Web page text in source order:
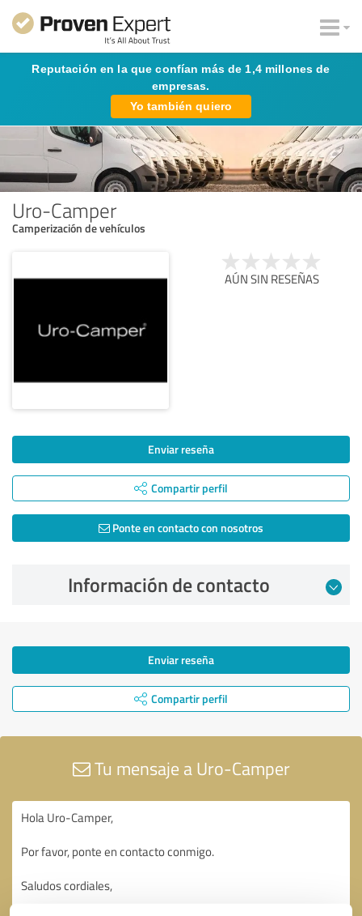
Reputación en la que confían más de 1,4 millones de
empresas.
Yo también quiero
Uro-Camper
Camperización de vehículos
AÚN SIN RESEÑAS
Enviar reseña
Compartir perfil
Ponte en contacto con nosotros
Información de contacto
Enviar reseña
Compartir perfil
Tu mensaje a Uro-Camper